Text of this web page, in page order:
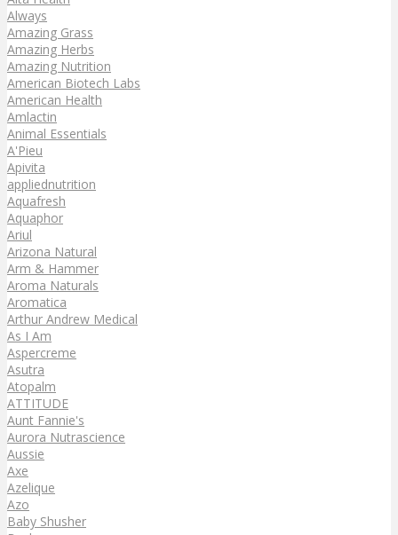
Always
Amazing Grass
Amazing Herbs
Amazing Nutrition
American Biotech Labs
American Health
Amlactin
Animal Essentials
A'Pieu
Apivita
appliednutrition
Aquafresh
Aquaphor
Ariul
Arizona Natural
Arm & Hammer
Aroma Naturals
Aromatica
Arthur Andrew Medical
As I Am
Aspercreme
Asutra
Atopalm
ATTITUDE
Aunt Fannie's
Aurora Nutrascience
Aussie
Axe
Azelique
Azo
Baby Shusher